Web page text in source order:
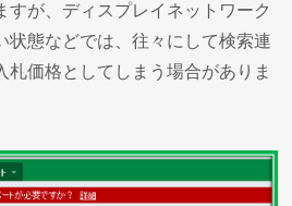
すが、ディスプレイネットワーク
状態などでは、往々にして検索連
札価格としてしまう場合がありま